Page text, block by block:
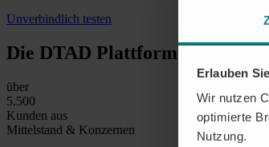
Erlauben
Wir nutzen
optimierte
Nutzung.
Unverbindlich testen
Die DTAD Plattformin Zahlen
über
5.500
Kunden aus
Mittelstand & Konzernen